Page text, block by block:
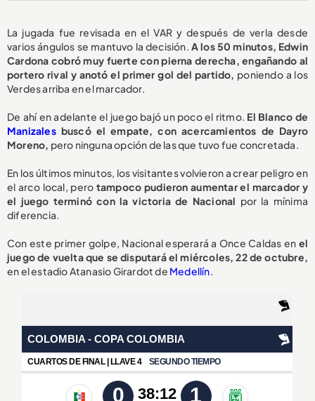
La jugada fue revisada en el VAR y después de verla desde
varios ángulos se mantuvo la decisión. A los 50 minutos, Edwin
Cardona cobró muy fuerte con pierna derecha, engañando al
portero rival y anotó el primer gol del partido, poniendo a los
Verdes arriba en el marcador.
De ahí en adelante el juego bajó un poco el ritmo. El Blanco de
Manizales buscó el empate, con acercamientos de Dayro
Moreno, pero ninguna opción de las que tuvo fue concretada.
En los últimos minutos, los visitantes volvieron a crear peligro en
el arco local, pero tampoco pudieron aumentar el marcador y
el juego terminó con la victoria de Nacional por la mínima
diferencia.
Con este primer golpe, Nacional esperará a Once Caldas en el
juego de vuelta que se disputará el miércoles, 22 de octubre,
en el estadio Atanasio Girardot de Medellín.